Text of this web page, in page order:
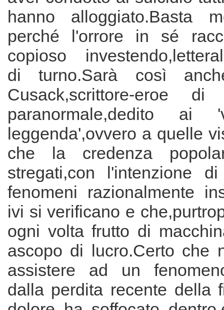
hanno alloggiato.Basta
perché l'orrore in sé
copioso
di turno.Sarà così
Cusack,scrittore-eroe
paranormale,dedito ai
leggenda',ovvero a quelle
che la credenza
stregati,con l'intenzione
fenomeni razionalmente
ivi si verificano e
ogni volta frutto di
ascopo di lucro.Certo che
assistere ad un
dalla perdita recente della